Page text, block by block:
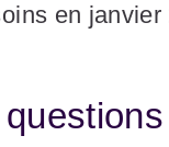
en janvier